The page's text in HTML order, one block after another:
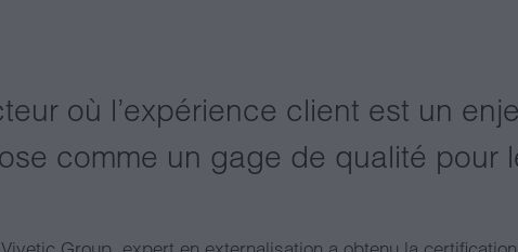
où l’expérience client est un
comme un gage de qualité